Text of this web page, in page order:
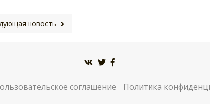
новость
соглашение Политика